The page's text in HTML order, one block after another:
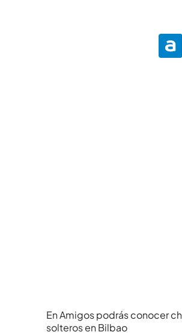
En Amigos podrás conocer
solteros en Bilbao